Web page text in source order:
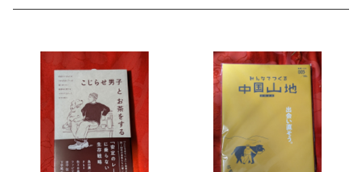
地域振興関連
雑貨・その他